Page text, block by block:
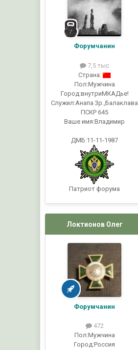
Форумчанин
7,5 тыс
Страна:
Пол:Мужчина
Город:внутриМКАДье!
Служил:Анапа 3р.,Балаклава
ПСКР 645
Ваше имя:Владимир
ДМБ:11-11-1987
Патриот форума
Локтионов Олег
Форумчанин
472
Пол:Мужчина
Город:Россия